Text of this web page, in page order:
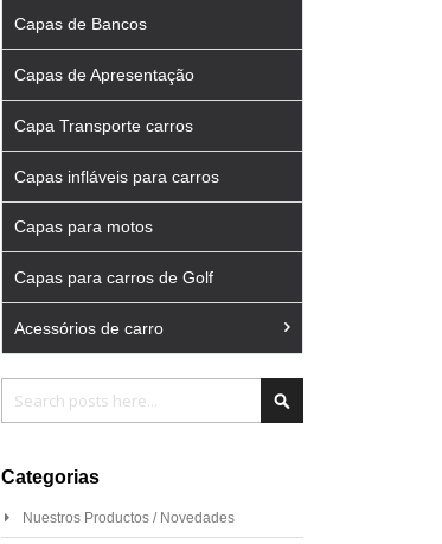
Capas de Bancos
Capas de Apresentação
Capa Transporte carros
Capas infláveis para carros
Capas para motos
Capas para carros de Golf
Acessórios de carro
Categorias
Nuestros Productos / Novedades